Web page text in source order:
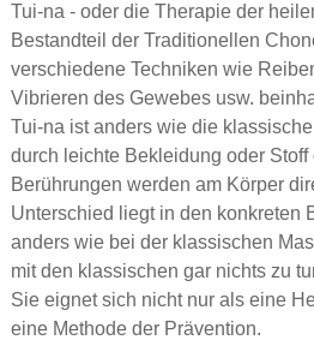
Tui-na - oder die Therapie der
Bestandteil der Traditionellen
verschiedene Techniken wie
Vibrieren des Gewebes usw.
Tui-na ist anders wie die
durch leichte Bekleidung oder
Berührungen werden am Körper
Unterschied liegt in den konkreten
anders wie bei der klassischen
mit den klassischen gar nichts zu
Sie eignet sich nicht nur als eine
eine Methode der Prävention.